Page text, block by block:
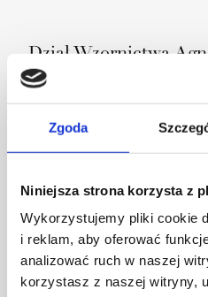
Zgoda
Niniejsza strona korzysta z
Wykorzystujemy pliki cookie
i reklam, aby oferować
analizować ruch w naszej
korzystasz z naszej witryny,
Dział Wzornictwa